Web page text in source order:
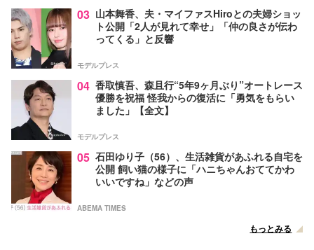
03 山本舞香、夫・マイファスHiroとの夫婦ショッ
ト公開「2人が見れて幸せ」「仲の良さが伝わ
ってくる」と反響
モデルプレス
04 香取慎吾、森且行“5年9ヶ月ぶり”オートレース
優勝を祝福 怪我からの復活に「勇気をもらい
ました」【全文】
モデルプレス
05 石田ゆり子（56）、生活雑貨があふれる自宅を
公開 飼い猫の様子に「ハニちゃんおててかわ
いいですね」などの声
ABEMA TIMES
もっとみる